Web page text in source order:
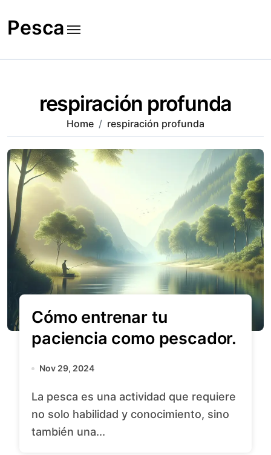
to
content
Pesca
respiración profunda
Home respiración profunda
Cómo entrenar tu
paciencia como pescador.
Nov 29, 2024
La pesca es una actividad que requiere
no solo habilidad y conocimiento, sino
también una...